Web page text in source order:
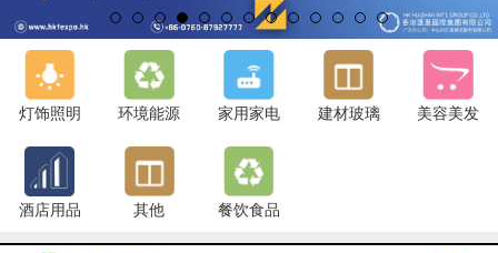
灯饰照明 环境能源 家用家电 建材玻璃 美容美发
酒店用品 其他 餐饮食品